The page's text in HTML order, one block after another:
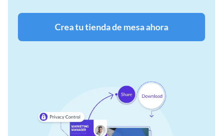
Crea tu tienda de mesa ahora